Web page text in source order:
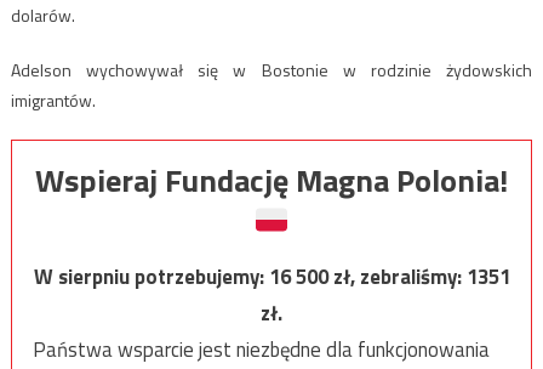
dolarów.
Adelson wychowywał się w Bostonie w rodzinie żydowskich
imigrantów.
Wspieraj Fundację Magna Polonia!
W sierpniu potrzebujemy:16 500zł, zebraliśmy:1351
zł.
Państwa wsparcie jest niezbędne dla funkcjonowania